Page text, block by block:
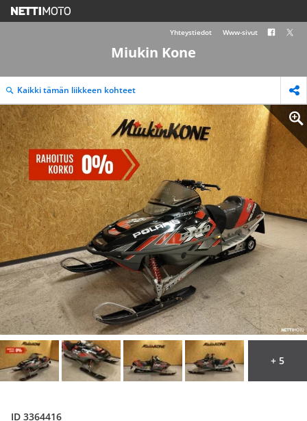
Miukin Kone
Yhteystiedot Www-sivut
Kaikki tämän liikkeen kohteet
ID 3364416
+ 5